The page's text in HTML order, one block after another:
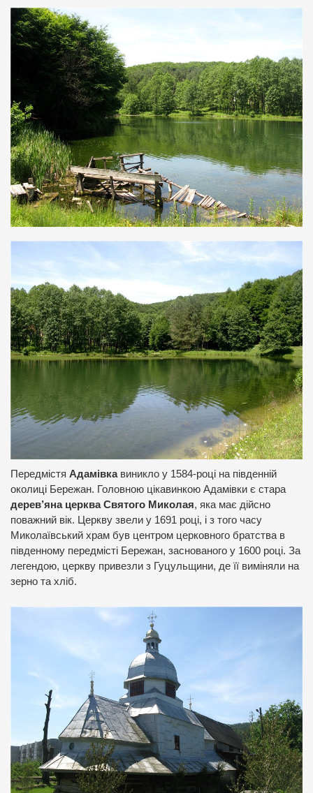
Передмістя Адамівка виникло у 1584-році на південній
околиці Бережан. Головною цікавинкою Адамівки є стара
дерев’яна церква Святого Миколая, яка має дійсно
поважний вік. Церкву звели у 1691 році, і з того часу
Миколаївський храм був центром церковного братства в
південному передмісті Бережан, заснованого у 1600 році. За
легендою, церкву привезли з Гуцульщини, де її виміняли на
зерно та хліб.